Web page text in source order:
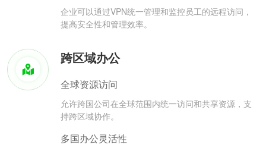
企业可以通过VPN统一管理和监控员工的远程访问，
提高安全性和管理效率。
跨区域办公
全球资源访问
允许跨国公司在全球范围内统一访问和共享资源，支
持跨区域协作。
多国办公灵活性